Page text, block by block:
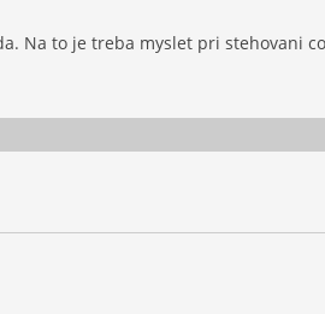
Na to je treba myslet pri stehovani